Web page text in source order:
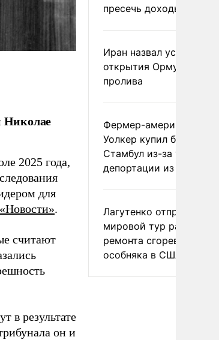
Николае
2025 года,
для
.
считают
в результате
он и
пресечь доходы России
Иран назвал условие
открытия Ормузского
пролива
Фермер-американец
Уолкер купил билет в
Стамбул из-за угрозы
депортации из России
Лагутенко отправился в
мировой тур ради
ремонта сгоревшего
особняка в США